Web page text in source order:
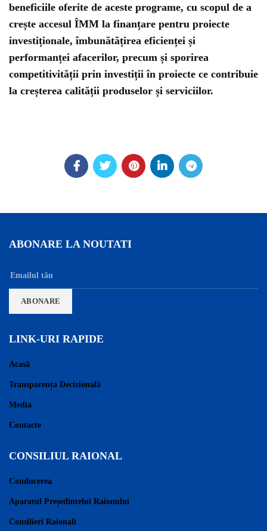
beneficiile oferite de aceste programe, cu scopul de a
crește accesul ÎMM la finanțare pentru proiecte
investiționale, îmbunătățirea eficienței și
performanței afacerilor, precum și sporirea
competitivității prin investiții în proiecte ce contribuie
la creșterea calității produselor și serviciilor.
ABONARE LA NOUTATI
LINK-URI RAPIDE
Acasă
Transparența Decizională
Media
Contacte
CONSILIUL RAIONAL
Conducerea
Aparatul Președintelui Raionului
Consilieri Raionali